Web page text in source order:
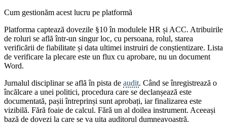
Cum gestionăm acest lucru pe platformă
Platforma captează dovezile §10 în modulele HR și ACC. Atribuirile
de roluri se află într-un singur loc, cu persoana, rolul, starea
verificării de fiabilitate și data ultimei instruiri de conștientizare. Lista
de verificare la plecare este un flux cu aprobare, nu un document
Word.
Jurnalul disciplinar se află în pista de audit. Când se înregistrează o
încălcare a unei politici, procedura care se declanșează este
documentată, pașii întreprinși sunt aprobați, iar finalizarea este
vizibilă. Fără foaie de calcul. Fără un al doilea instrument. Aceeași
bază de dovezi la care se va uita auditorul dumneavoastră.